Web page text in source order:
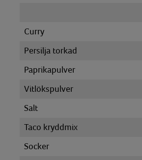
Curry
Persilja torkad
Paprikapulver
Vitlökspulver
Salt
Taco kryddmix
Socker